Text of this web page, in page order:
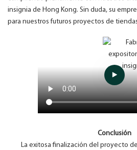
insignia de Hong Kong. Sin duda, su
para nuestros futuros proyectos de
Conclusión
La exitosa finalización del proyecto